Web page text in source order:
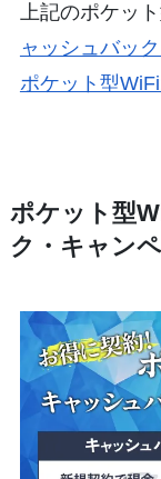
上記のポケッ
ャッシュバッ
ポケット型
ポケット型
ク・キャン